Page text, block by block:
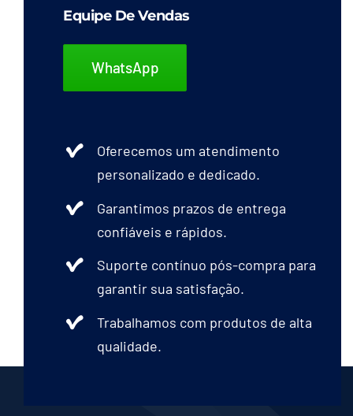
opções
escolhidas
do
produto
Equipe De Vendas
WhatsApp
Oferecemos um atendimento
personalizado e dedicado.
Garantimos prazos de entrega
confiáveis e rápidos.
Suporte contínuo pós-compra para
garantir sua satisfação.
Trabalhamos com produtos de alta
qualidade.